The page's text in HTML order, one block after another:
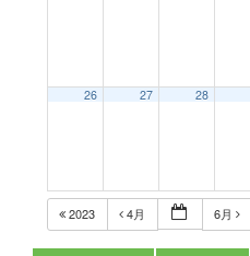
26 27 28
2023 4月 6月